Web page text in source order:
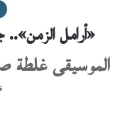
«أرامل
الموسيقى غلطة